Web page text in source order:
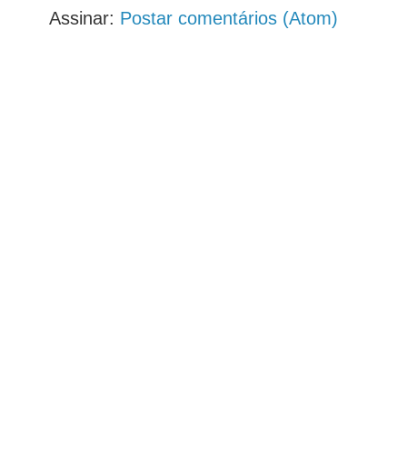
Assinar: Postar comentários (Atom)